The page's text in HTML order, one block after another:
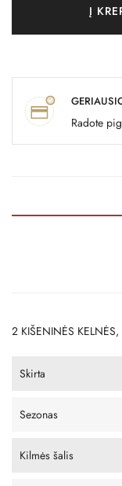
Į
Radote
2 KIŠENINĖS
Skirta
Sezonas
Kilmės šalis